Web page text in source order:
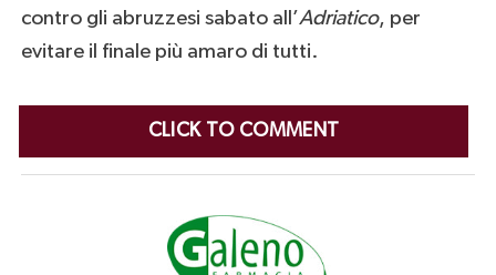
contro gli abruzzesi sabato all’Adriatico, per
evitare il finale più amaro di tutti.
CLICK TO COMMENT